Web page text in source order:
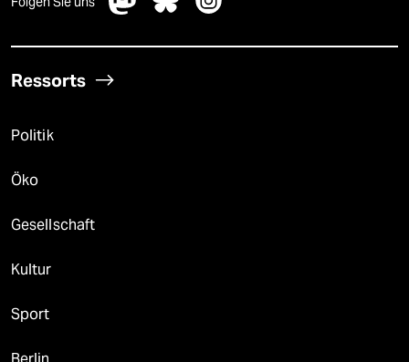
Ressorts
Politik
Öko
Gesellschaft
Kultur
Sport